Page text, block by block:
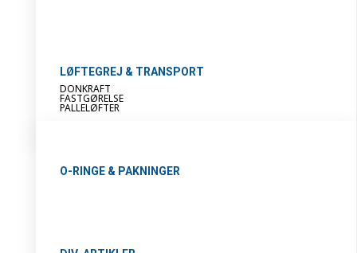
LØFTEGREJ & TRANSPORT
DONKRAFT
FASTGØRELSE
PALLELØFTER
O-RINGE & PAKNINGER